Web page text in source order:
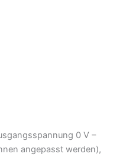
0 V –
angepasst werden),